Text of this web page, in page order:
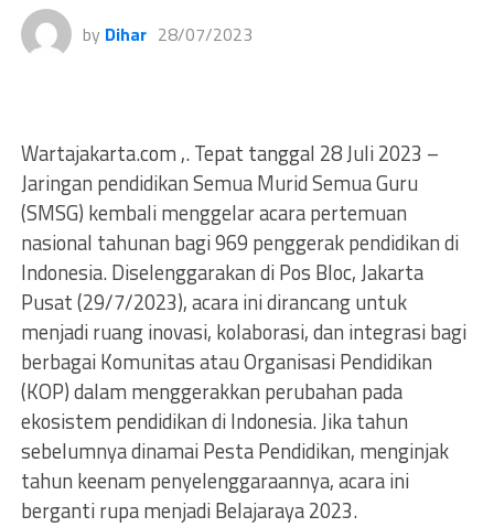
by Dihar 28/07/2023
Wartajakarta.com ,. Tepat tanggal 28 Juli 2023 –
Jaringan pendidikan Semua Murid Semua Guru
(SMSG) kembali menggelar acara pertemuan
nasional tahunan bagi 969 penggerak pendidikan di
Indonesia. Diselenggarakan di Pos Bloc, Jakarta
Pusat (29/7/2023), acara ini dirancang untuk
menjadi ruang inovasi, kolaborasi, dan integrasi bagi
berbagai Komunitas atau Organisasi Pendidikan
(KOP) dalam menggerakkan perubahan pada
ekosistem pendidikan di Indonesia. Jika tahun
sebelumnya dinamai Pesta Pendidikan, menginjak
tahun keenam penyelenggaraannya, acara ini
berganti rupa menjadi Belajaraya 2023.